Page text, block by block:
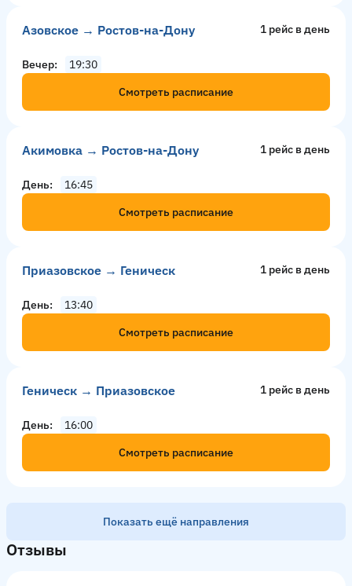
Азовское → Ростов-на-Дону 1 рейс в день
Вечер
19:30
Смотреть расписание
Акимовка → Ростов-на-Дону 1 рейс в день
День
16:45
Смотреть расписание
Приазовское → Геническ 1 рейс в день
День
13:40
Смотреть расписание
Геническ → Приазовское 1 рейс в день
День
16:00
Смотреть расписание
Показать ещё направления
Отзывы